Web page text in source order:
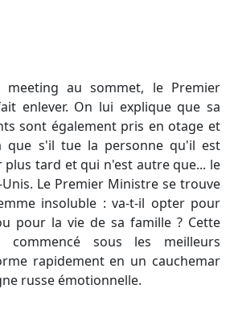
au sommet, le Premier
enlever. On lui explique que sa
sont également pris en otage et
que s'il tue la personne qu'il est
tard et qui n'est autre que... le
Le Premier Ministre se trouve
insoluble : va-t-il opter pour
pour la vie de sa famille ? Cette
sous les meilleurs
rapidement en un cauchemar
russe émotionnelle.